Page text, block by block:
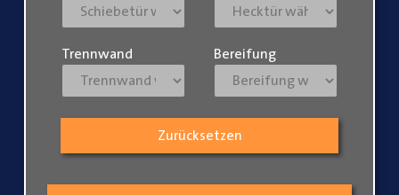
Trennwand Bereifung
Zurücksetzen